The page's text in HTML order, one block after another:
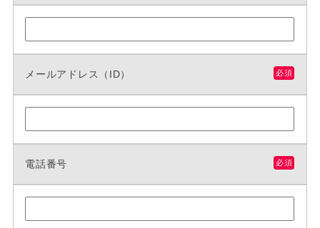
メールアドレス（ID） 必須
電話番号 必須